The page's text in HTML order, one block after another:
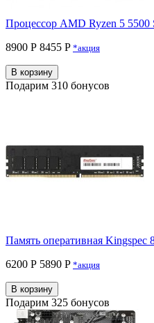
Процессор AMD Ryzen 5
8900 Р 8455 P *акция
В корзину
Подарим 310 бонусов
Память оперативная
6200 Р 5890 P *акция
В корзину
Подарим 325 бонусов